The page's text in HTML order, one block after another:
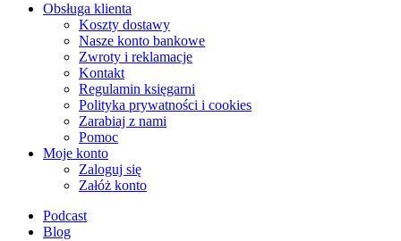
Obsługa klienta
Koszty dostawy
Nasze konto bankowe
Zwroty i reklamacje
Kontakt
Regulamin księgarni
Polityka prywatności i cookies
Zarabiaj z nami
Pomoc
Moje konto
Zaloguj się
Załóż konto
Podcast
Blog